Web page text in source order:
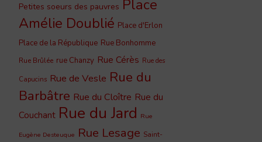
Petites soeurs des pauvres Place
Amélie Doublié Place d'Erlon
Place de la République Rue Bonhomme
Rue Brûlée rue Chanzy Rue Cérès Rue des
Capucins Rue de Vesle Rue du
Barbâtre Rue du Cloître Rue du
Couchant Rue du Jard Rue
Eugène Desteuque Rue Lesage Saint-